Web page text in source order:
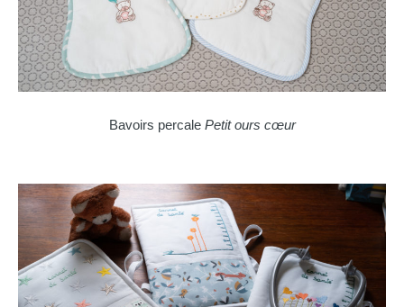
Bavoirs percale Petit ours cœur